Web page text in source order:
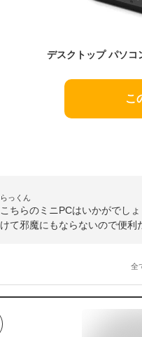
こ
らっくん
こちらのミニPCはいかがでし
けて邪魔にもならないので便利
全